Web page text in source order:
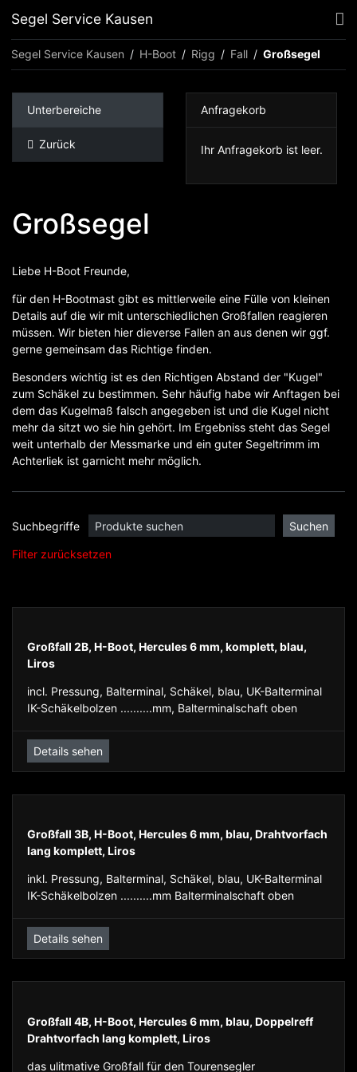
Segel Service Kausen
Segel Service Kausen H-Boot Rigg Fall Großsegel
Großsegel
Liebe H-Boot Freunde,
für den H-Bootmast gibt es mittlerweile eine Fülle von kleinen
Details auf die wir mit unterschiedlichen Großfallen reagieren
müssen. Wir bieten hier dieverse Fallen an aus denen wir ggf.
gerne gemeinsam das Richtige finden.
Besonders wichtig ist es den Richtigen Abstand der "Kugel"
zum Schäkel zu bestimmen. Sehr häufig habe wir Anftagen bei
dem das Kugelmaß falsch angegeben ist und die Kugel nicht
mehr da sitzt wo sie hin gehört. Im Ergebniss steht das Segel
weit unterhalb der Messmarke und ein guter Segeltrimm im
Achterliek ist garnicht mehr möglich.
Suchbegriffe
Filter zurücksetzen
Großfall 2B, H-Boot, Hercules 6 mm, komplett, blau,
Liros
incl. Pressung, Balterminal, Schäkel, blau, UK-Balterminal
IK-Schäkelbolzen ..........mm, Balterminalschaft oben
Details sehen
Großfall 3B, H-Boot, Hercules 6 mm, blau, Drahtvorfach
lang komplett, Liros
inkl. Pressung, Balterminal, Schäkel, blau, UK-Balterminal
IK-Schäkelbolzen ..........mm Balterminalschaft oben
Details sehen
Großfall 4B, H-Boot, Hercules 6 mm, blau, Doppelreff
Drahtvorfach lang komplett, Liros
das ulitmative Großfall für den Tourensegler
Unterbereiche
Zurück
Anfragekorb
Ihr Anfragekorb ist leer.